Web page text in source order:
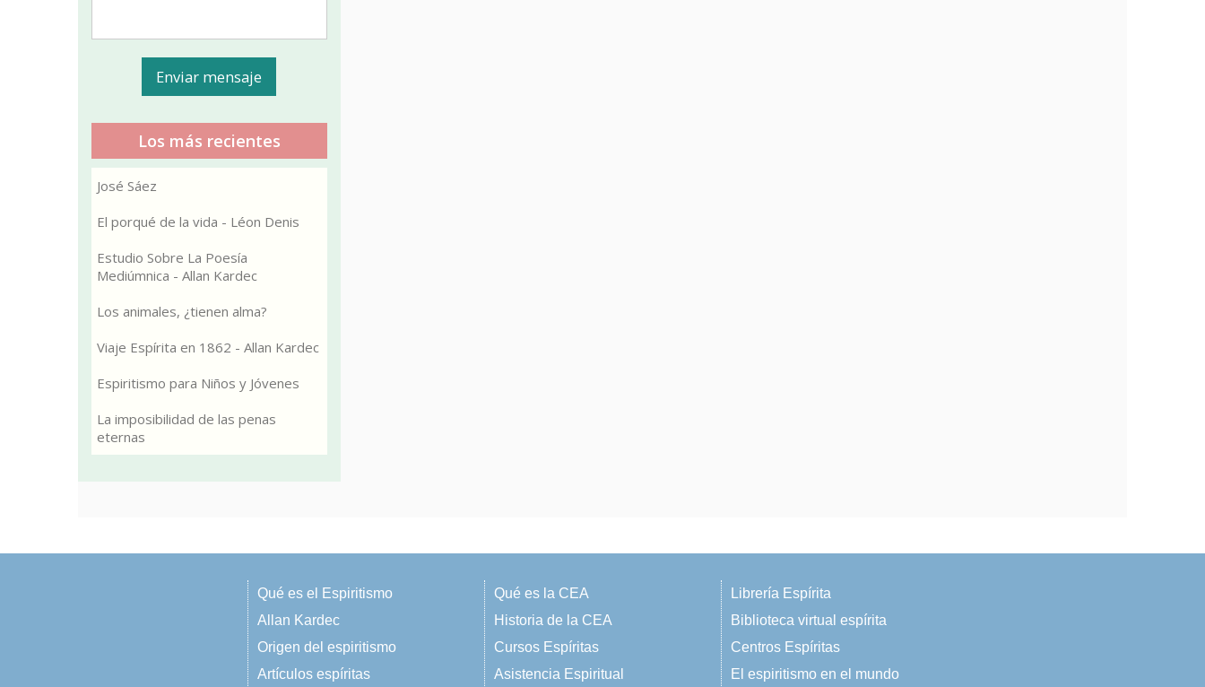
Los más recientes
José Sáez
El porqué de la vida - Léon Denis
Estudio Sobre La Poesía
Mediúmnica - Allan Kardec
Los animales, ¿tienen alma?
Viaje Espírita en 1862 - Allan Kardec
Espiritismo para Niños y Jóvenes
La imposibilidad de las penas
eternas
Qué es el Espiritismo
Allan Kardec
Origen del espiritismo
Artículos espíritas
Qué es la CEA
Historia de la CEA
Cursos Espíritas
Asistencia Espiritual
Librería Espírita
Biblioteca virtual espírita
Centros Espíritas
El espiritismo en el mundo